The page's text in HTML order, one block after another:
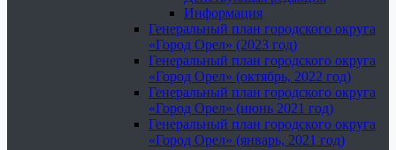
Информация
Генеральный план городского округа
«Город Орел» (2023 год)
Генеральный план городского округа
«Город Орел» (октябрь, 2022 год)
Генеральный план городского округа
«Город Орел» (июнь 2021 год)
Генеральный план городского округа
«Город Орел» (январь, 2021 год)